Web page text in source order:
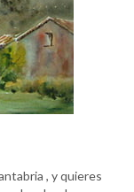
, y quieres